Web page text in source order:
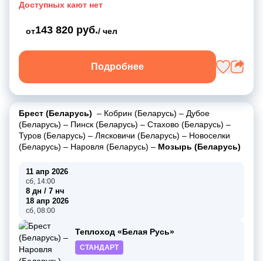
Доступных кают нет
от143 820 руб./ чел
Подробнее
Брест (Беларусь) – Кобрин (Беларусь) – Дубое
(Беларусь) – Пинск (Беларусь) – Стахово (Беларусь) –
Туров (Беларусь) – Лясковичи (Беларусь) – Новоселки
(Беларусь) – Наровля (Беларусь) – Мозырь (Беларусь)
11 апр 2026
сб, 14:00
8 дн / 7 нч
18 апр 2026
сб, 08:00
Теплоход «Белая Русь»
СТАНДАРТ